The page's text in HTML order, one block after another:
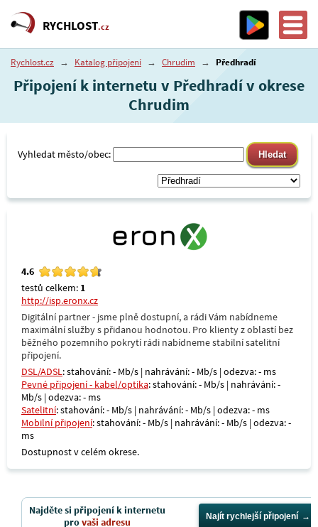
RYCHLOST.cz
Rychlost.cz → Katalog připojení → Chrudim → Předhradí
Připojení k internetu v Předhradí v okrese
Chrudim
Vyhledat město/obec:
4.6
testů celkem: 1
http://isp.eronx.cz
Digitální partner - jsme plně dostupní, a rádi Vám nabídneme
maximální služby s přidanou hodnotou. Pro klienty z oblastí bez
běžného pozemního pokrytí rádi nabídneme stabilní satelitní
připojení.
DSL/ADSL: stahování: - Mb/s | nahrávání: - Mb/s | odezva: - ms
Pevné připojení - kabel/optika: stahování: - Mb/s | nahrávání: -
Mb/s | odezva: - ms
Satelitní: stahování: - Mb/s | nahrávání: - Mb/s | odezva: - ms
Mobilní připojení: stahování: - Mb/s | nahrávání: - Mb/s | odezva: -
ms
Dostupnost v celém okrese.
Najděte si připojení k internetu
provaši adresu Najít rychlejší připojení